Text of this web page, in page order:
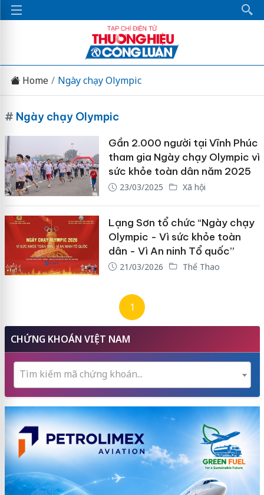
Home Ngày chạy Olympic
# Ngày chạy Olympic
Gần 2.000 người tại Vĩnh Phúc
tham gia Ngày chạy Olympic vì
sức khỏe toàn dân năm 2025
23/03/2025 Xã hội
Lạng Sơn tổ chức “Ngày chạy
Olympic - Vì sức khỏe toàn
dân - Vì An ninh Tổ quốc”
21/03/2026 Thể Thao
1
CHỨNG KHOÁN VIỆT NAM
Tìm kiếm mã chứng khoán...